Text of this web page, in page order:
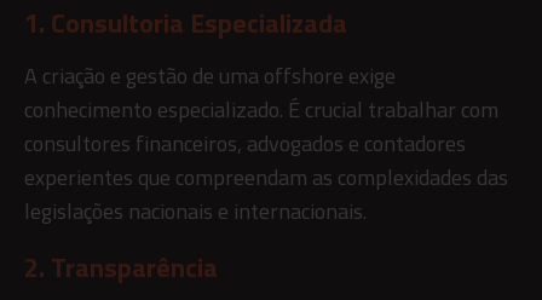
1. Consultoria Especializada
A criação e gestão de uma offshore exige
conhecimento especializado. É crucial trabalhar com
consultores financeiros, advogados e contadores
experientes que compreendam as complexidades das
legislações nacionais e internacionais.
2. Transparência